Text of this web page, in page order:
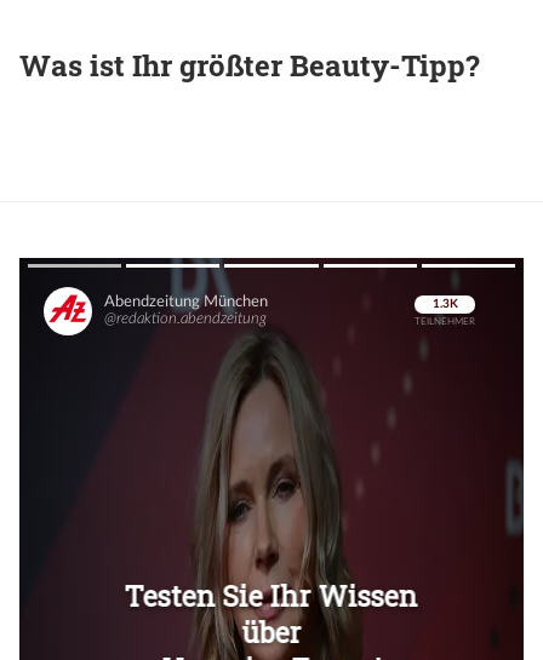
Was ist Ihr größter Beauty-Tipp?
Überspringen